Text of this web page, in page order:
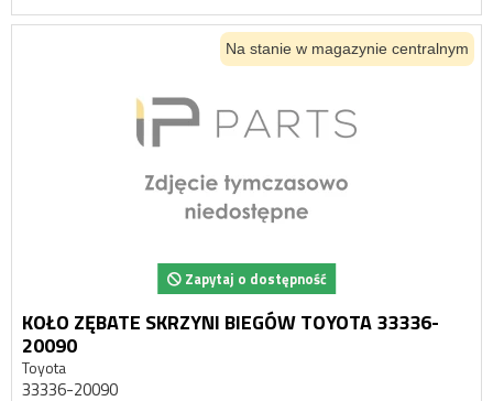
Na stanie w magazynie centralnym
Zapytaj o dostępność
KOŁO ZĘBATE SKRZYNI BIEGÓW TOYOTA 33336-
20090
Toyota
33336-20090